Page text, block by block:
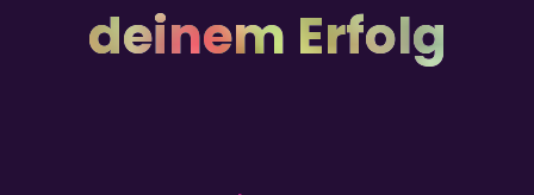
deinem Erfolg